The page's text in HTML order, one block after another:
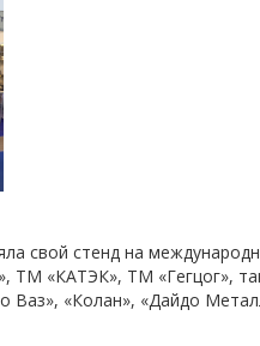
свой стенд на
ТМ «КАТЭК», ТМ «Гегцог»,
«Колан», «Дайдо